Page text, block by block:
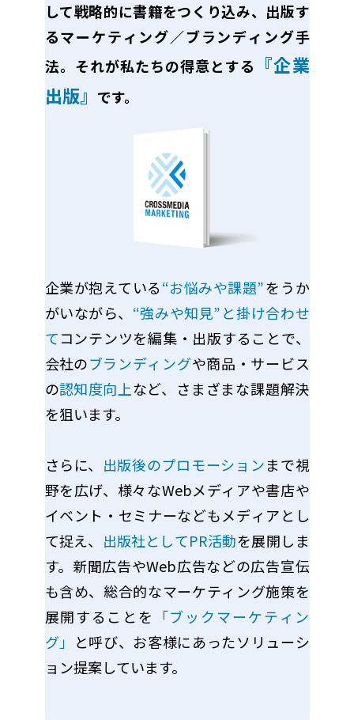
して戦略的に書籍をつくり込み、出版す
るマーケティング／ブランディング手
法。それが私たちの得意とする
『企業
出版』 です。
企業が抱えている“お悩みや課題”をうか
がいながら、 “強みや知見”と掛け合わせ
てコンテンツを編集・出版することで、
会社のブランディングや商品・サービス
の認知度向上など、さまざまな課題解決
を狙います。
さらに、 出版後のプロモーションまで視
野を広げ、様々なWebメディアや書店や
イベント・セミナーなどもメディアとし
て捉え、 出版社としてPR活動を展開しま
す。新聞広告やWeb広告などの広告宣伝
も含め、総合的なマーケティング施策を
展開することを 「ブックマーケティン
グ」 と呼び、お客様にあったソリューシ
ョン提案しています。